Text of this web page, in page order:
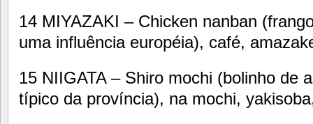
14 MIYAZAKI – Chicken nanban
uma influência européia), café,
15 NIIGATA – Shiro mochi (bolinho de
típico da província), na mochi,